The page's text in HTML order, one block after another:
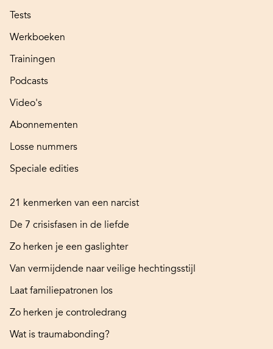
Tests
Werkboeken
Trainingen
Podcasts
Video's
Abonnementen
Losse nummers
Speciale edities
21 kenmerken van een narcist
De 7 crisisfasen in de liefde
Zo herken je een gaslighter
Van vermijdende naar veilige hechtingsstijl
Laat familiepatronen los
Zo herken je controledrang
Wat is traumabonding?